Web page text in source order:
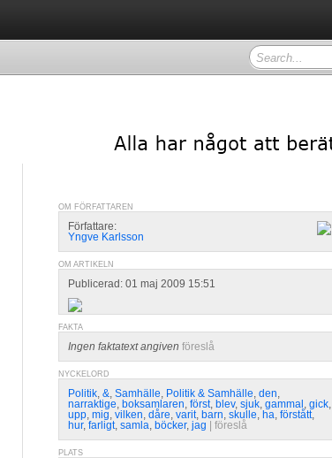
OM FÖRFATTAREN
Författare:
Yngve Karlsson
OM ARTIKELN
Publicerad: 01 maj 2009 15:51
FAKTA
Ingen faktatext angiven föreslå
NYCKELORD
Politik, &, Samhälle, Politik & Samhälle, den,
narraktige, boksamlaren, först, blev, sjuk, gammal , gick,
upp, mig, vilken, dåre, varit, barn, skulle, ha, förstått,
hur, farligt, samla, böcker, jag föreslå
PLATS